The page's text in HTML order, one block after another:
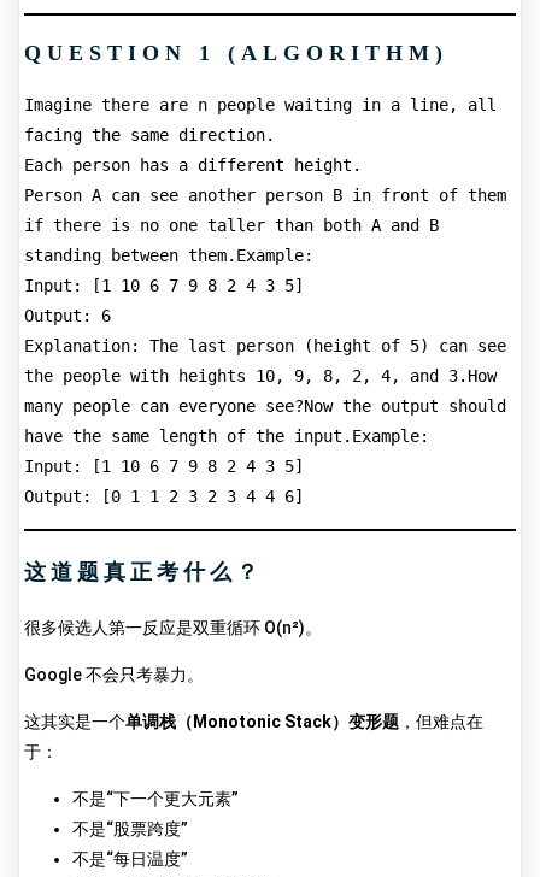
QUESTION 1 (ALGORITHM)
Imagine there are n people waiting in a line, all
facing the same direction.
Each person has a different height.
Person A can see another person B in front of them
if there is no one taller than both A and B
standing between them.Example:
Input: [1 10 6 7 9 8 2 4 3 5]
Output: 6
Explanation: The last person (height of 5) can see
the people with heights 10, 9, 8, 2, 4, and 3.How
many people can everyone see?Now the output should
have the same length of the input.Example:
Input: [1 10 6 7 9 8 2 4 3 5]
Output: [0 1 1 2 3 2 3 4 4 6]
这道题真正考什么？
很多候选人第一反应是双重循环 O(n²)。
Google 不会只考暴力。
这其实是一个单调栈（Monotonic Stack）变形题 ，但难点在
于：
不是“下一个更大元素”
不是“股票跨度”
不是“每日温度”